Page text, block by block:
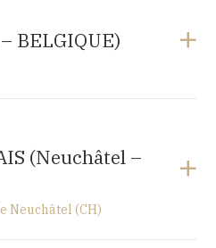
BELGIQUE)
(Neuchâtel –
Neuchâtel (CH)